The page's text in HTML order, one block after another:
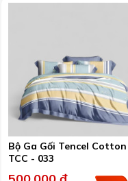
Bộ Ga Gối Tencel Cotton
TCC - 033